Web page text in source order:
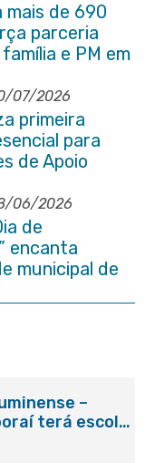
de 690
parceria
e PM em
07/2026
primeira
para
de Apoio
06/2026
de
encanta
municipal de
–
terá escola